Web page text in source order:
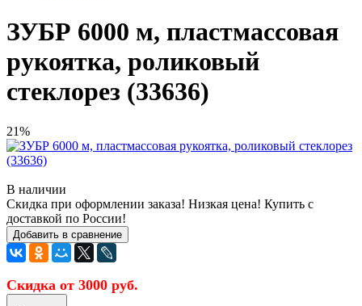
ЗУБР 6000 м, пластмассовая
рукоятка, роликовый
стеклорез (33636)
21%
В наличии
Скидка при оформлении заказа! Низкая цена! Купить с
доставкой по России!
Добавить в сравнение
Скидка от 3000 руб.